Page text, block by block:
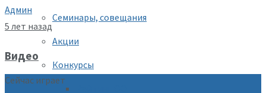
Семинары, совещания
Акции
Конкурсы
Админ
5 лет назад
Видео
Сейчас играет